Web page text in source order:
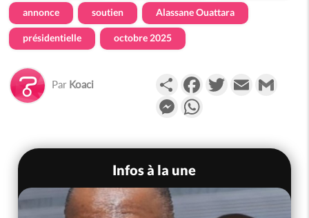
annonce soutien Alassane Ouattara
présidentielle octobre 2025
Par Koaci PartagerFacebookTwitterEmail
Messenger
Infos à la une